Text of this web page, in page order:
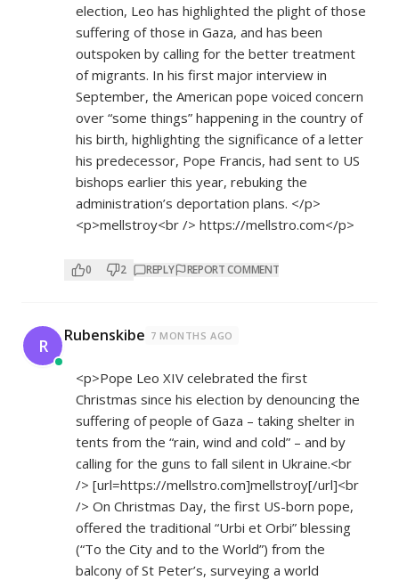
election, Leo has highlighted the plight of those
suffering of those in Gaza, and has been
outspoken by calling for the better treatment
of migrants. In his first major interview in
September, the American pope voiced concern
over “some things” happening in the country of
his birth, highlighting the significance of a letter
his predecessor, Pope Francis, had sent to US
bishops earlier this year, rebuking the
administration’s deportation plans. </p>
<p>mellstroy<br /> https://mellstro.com</p>
0 2 REPLY REPORT COMMENT
R Rubenskibe 7 MONTHS AGO
<p>Pope Leo XIV celebrated the first
Christmas since his election by denouncing the
suffering of people of Gaza – taking shelter in
tents from the “rain, wind and cold” – and by
calling for the guns to fall silent in Ukraine.<br
/> [url=https://mellstro.com]mellstroy[/url]<br
/> On Christmas Day, the first US-born pope,
offered the traditional “Urbi et Orbi” blessing
(“To the City and to the World”) from the
balcony of St Peter’s, surveying a world